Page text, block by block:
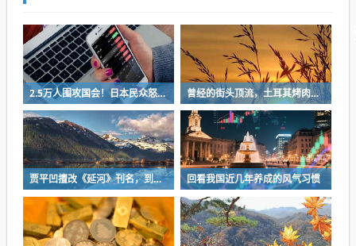
2.5万人围攻国会！日本民众怒了：让她下台！ 曾经的街头顶流，土耳其烤肉为什么消失了？
贾平凹擅改《延河》刊名，到底错在哪里？这三点才是问题的关键 回看我国近几年养成的风气习惯